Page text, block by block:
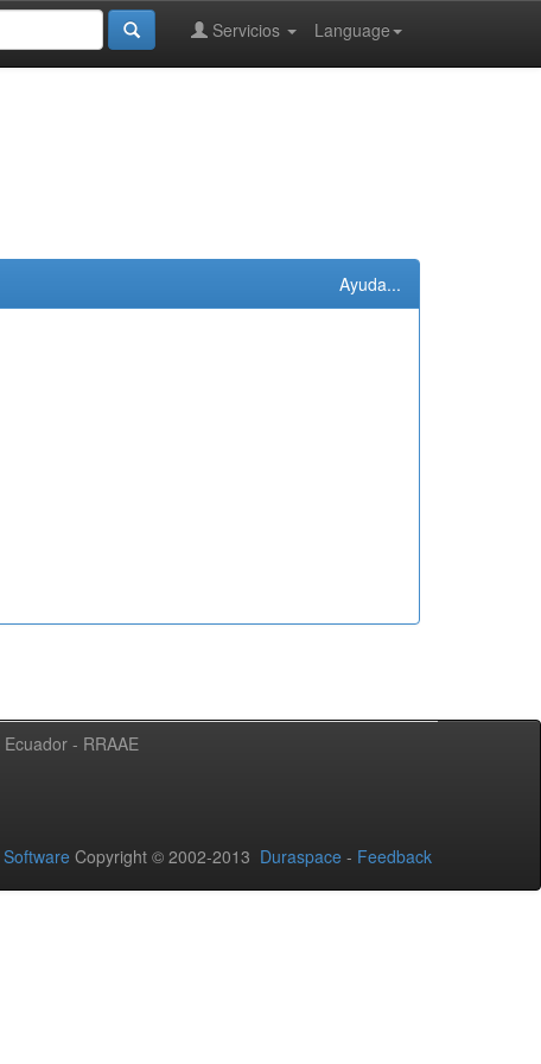
Language
Servicios
Ayuda...
- RRAAE
Copyright © 2002-2013 Duraspace - Feedback